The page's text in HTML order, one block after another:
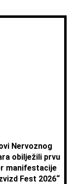
Nervoznog
obilježili prvu
manifestacije
Fest 2026“